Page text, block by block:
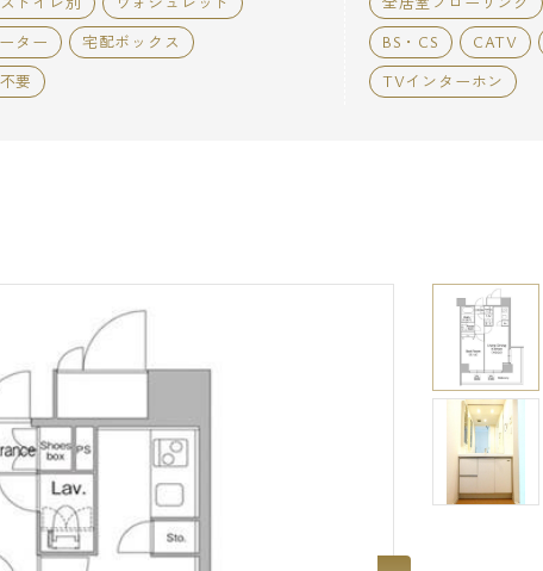
ター
宅配ボックス
要
BS・CS
CATV
TVインターホン